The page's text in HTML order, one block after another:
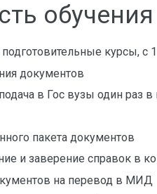
курсы, с
документов
в Гос вузы один раз
пакета документов
и заверение справок в
на перевод в МИД